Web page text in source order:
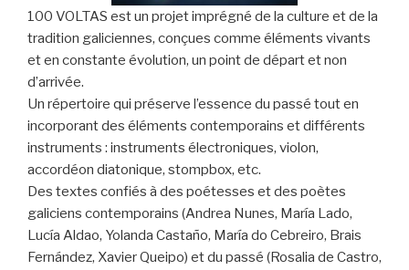
100 VOLTAS est un projet imprégné de la culture et de la
tradition galiciennes, conçues comme éléments vivants
et en constante évolution, un point de départ et non
d’arrivée.
Un répertoire qui préserve l’essence du passé tout en
incorporant des éléments contemporains et différents
instruments : instruments électroniques, violon,
accordéon diatonique, stompbox, etc.
Des textes confiés à des poétesses et des poètes
galiciens contemporains (Andrea Nunes, María Lado,
Lucía Aldao, Yolanda Castaño, María do Cebreiro, Brais
Fernández, Xavier Queipo) et du passé (Rosalia de Castro,